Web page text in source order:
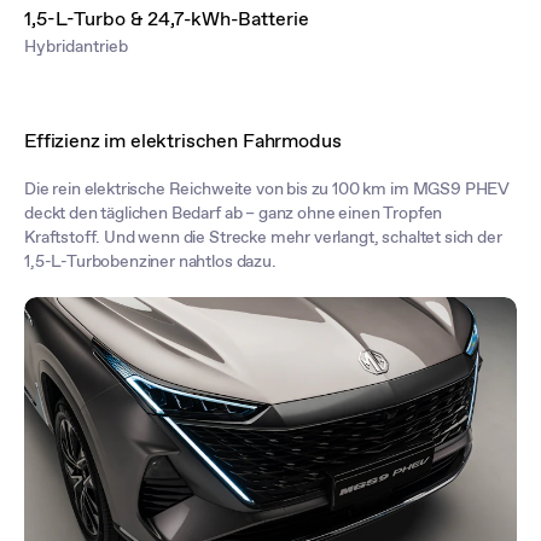
1,5-L-Turbo & 24,7-kWh-Batterie
Hybridantrieb
Effizienz im elektrischen Fahrmodus
Die rein elektrische Reichweite von bis zu 100 km im MGS9 PHEV
deckt den täglichen Bedarf ab – ganz ohne einen Tropfen
Kraftstoff. Und wenn die Strecke mehr verlangt, schaltet sich der
1,5-L-Turbobenziner nahtlos dazu.